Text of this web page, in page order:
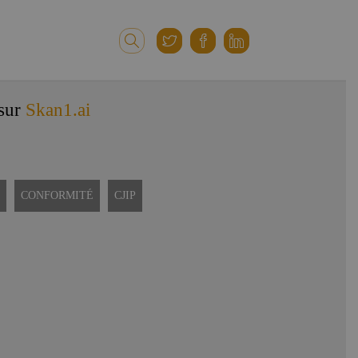
Skan1.ai
CONFORMITÉ CJIP